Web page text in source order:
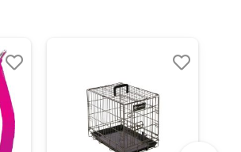
Dodaj
u
listu
želja
Uporedi